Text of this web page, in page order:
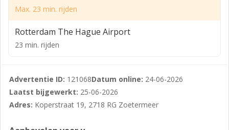
"bedrijventerrein".
Bestemmingsplan Kwadrant/vanTuyll
sportpark/Brinkhage/Lansinghage
Enkelbestemming : bedrijventerrein
Categorie : functieaanduiding bedrijf tot en met
Max. 23 min. rijden
Rotterdam The Hague Airport
23 min. rijden
Advertentie ID: 121068Datum online: 24-06-2026
Laatst bijgewerkt: 25-06-2026
Adres: Koperstraat 19, 2718 RG Zoetermeer